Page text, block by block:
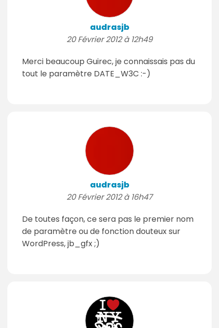
audrasjb
20 Février 2012 à 12h49
Merci beaucoup Guirec, je connaissais pas du
tout le paramètre DATE_W3C :-)
audrasjb
20 Février 2012 à 16h47
De toutes façon, ce sera pas le premier nom
de paramètre ou de fonction douteux sur
WordPress, jb_gfx ;)